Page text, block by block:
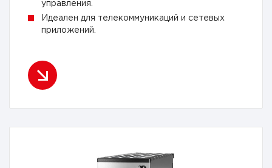
управления.
Идеален для телекоммуникаций и сетевых
приложений.